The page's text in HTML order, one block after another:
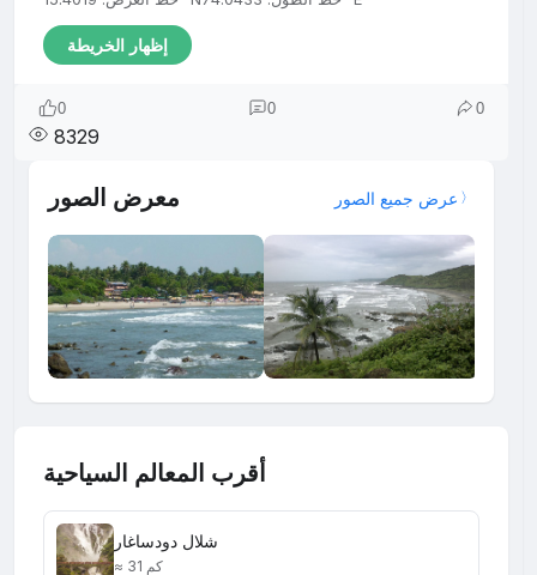
إظهار الخريطة
0 0 0
8329
معرض الصور عرض جميع الصور
أقرب المعالم السياحية
شلال دودساغار
≈ 31 كم